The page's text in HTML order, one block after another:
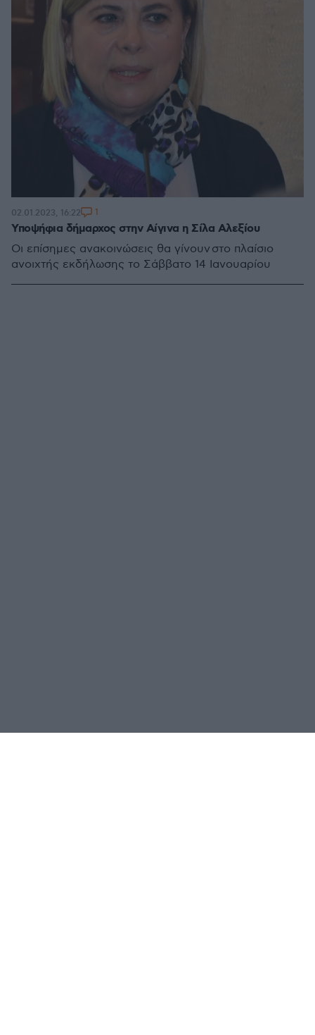
Υποψήφια δήμαρχος στην Αίγινα η Σίλα Αλεξίου
Οι επίσημες ανακοινώσεις θα γίνουν στο πλαίσιο
ανοιχτής εκδήλωσης το Σάββατο 14 Ιανουαρίου
02.01.2023, 16:22 1